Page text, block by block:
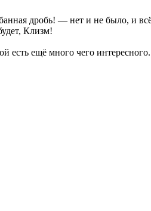
дробь! — нет и не было, и
Клизм!
есть ещё много чего